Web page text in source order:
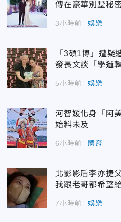
傳在豪華別墅秘
3小時前 娛樂
「3碩1博」遭疑
發長文談「學邏輯
5小時前 娛樂
河智媛化身「阿
始料未及
6小時前 體育
北影影后李亦捷
我跟老哥都希望
7小時前 娛樂